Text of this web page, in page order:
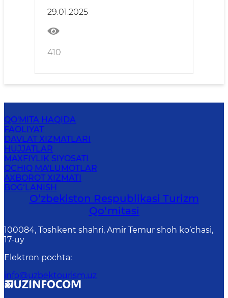
29.01.2025
410
QO'MITA HAQIDA
FAOLIYAT
DAVLAT XIZMATLARI
HUJJATLAR
MAXFIYLIK SIYOSATI
OCHIQ MA'LUMOTLAR
AXBOROT XIZMATI
BOG‘LANISH
O‘zbekiston Respublikasi Turizm
Qo‘mitasi
100084, Toshkent shahri, Amir Temur shoh ko‘chasi,
17-uy
Elektron pochta:
info@uzbektourism.uz